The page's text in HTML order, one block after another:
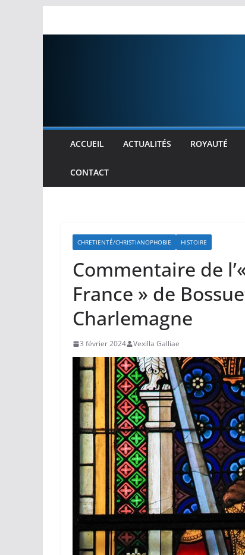
ACCUEIL ACTUALITÉS ROYAUTÉ
CONTACT
CHRETIENTÉ/CHRISTIANOPHOBIE HISTOIRE
Commentaire de
France » de
Charlemagne
3 février 2024 Vexilla Galliae